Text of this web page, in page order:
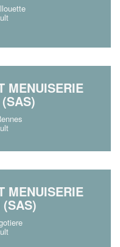
MENUISERIE
MENUISERIE